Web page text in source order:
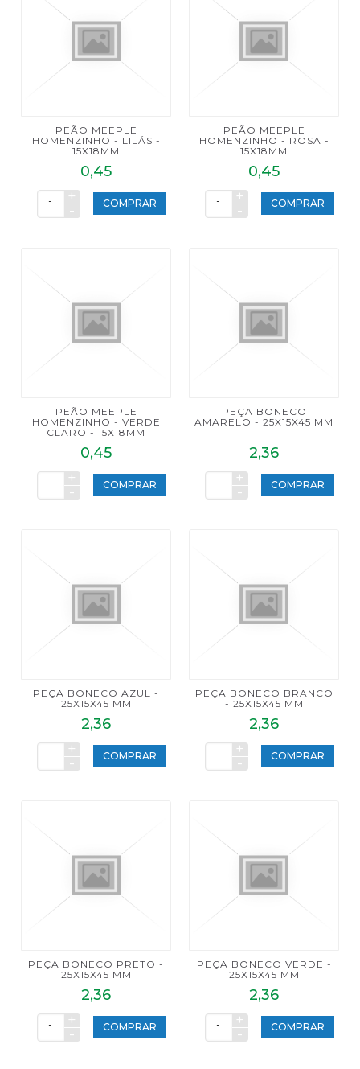
PEÃO MEEPLE
HOMENZINHO - LILÁS -
15X18MM
0,45
+
-
COMPRAR
PEÃO MEEPLE
HOMENZINHO - ROSA -
15X18MM
0,45
+
-
COMPRAR
PEÃO MEEPLE
HOMENZINHO - VERDE
CLARO - 15X18MM
0,45
+
-
COMPRAR
PEÇA BONECO
AMARELO - 25X15X45 MM
2,36
+
-
COMPRAR
PEÇA BONECO AZUL -
25X15X45 MM
2,36
+
-
COMPRAR
PEÇA BONECO BRANCO
- 25X15X45 MM
2,36
+
-
COMPRAR
PEÇA BONECO PRETO -
25X15X45 MM
2,36
+
-
COMPRAR
PEÇA BONECO VERDE -
25X15X45 MM
2,36
+
-
COMPRAR